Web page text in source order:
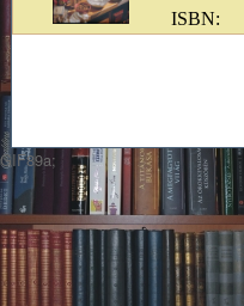
ISBN:
GIF89a;